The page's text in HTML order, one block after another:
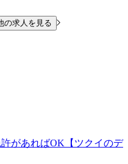
の求人を見る
があればOK【ツクイのデ